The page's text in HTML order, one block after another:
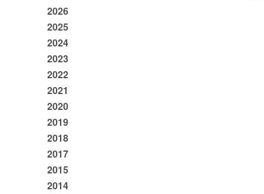
2026
2025
2024
2023
2022
2021
2020
2019
2018
2017
2015
2014